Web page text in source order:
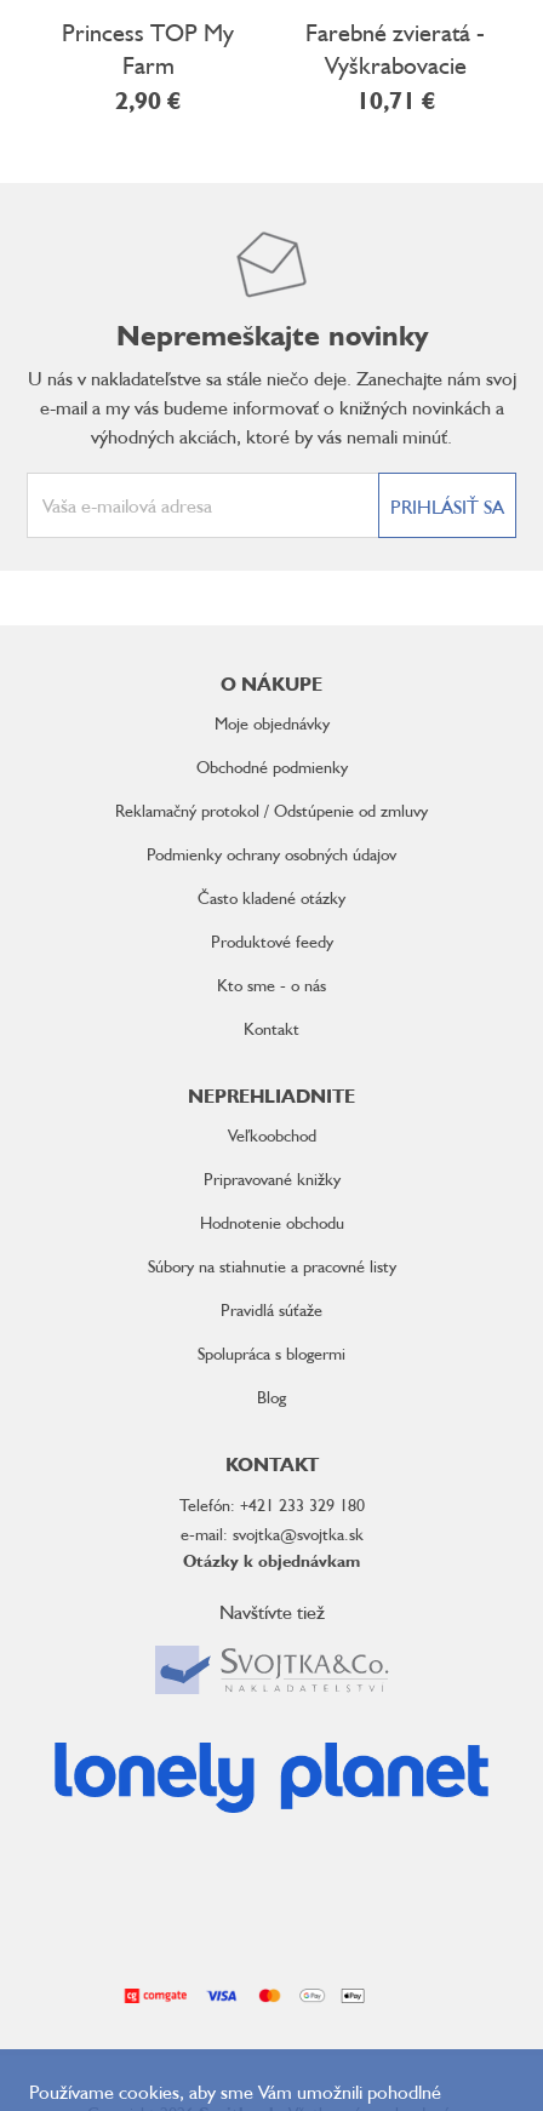
Používame cookies, aby sme Vám umožnili pohodlné
Princess TOP My
Farm
2,90 €
Farebné zvieratá -
Vyškrabovacie
obrázky
10,71 €
Nepremeškajte novinky
U nás v nakladateľstve sa stále niečo deje. Zanechajte nám svoj
e-mail a my vás budeme informovať o knižných novinkách a
výhodných akciách, ktoré by vás nemali minúť.
PRIHLÁSIŤ SA
O NÁKUPE
Moje objednávky
Obchodné podmienky
Reklamačný protokol / Odstúpenie od zmluvy
Podmienky ochrany osobných údajov
Často kladené otázky
Produktové feedy
Kto sme - o nás
Kontakt
NEPREHLIADNITE
Veľkoobchod
Pripravované knižky
Hodnotenie obchodu
Súbory na stiahnutie a pracovné listy
Pravidlá súťaže
Spolupráca s blogermi
Blog
KONTAKT
Telefón: +421 233 329 180
e-mail: svojtka@svojtka.sk
Otázky k objednávkam
Navštívte tiež